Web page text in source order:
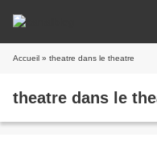
Accueil » theatre dans le theatre
theatre dans le